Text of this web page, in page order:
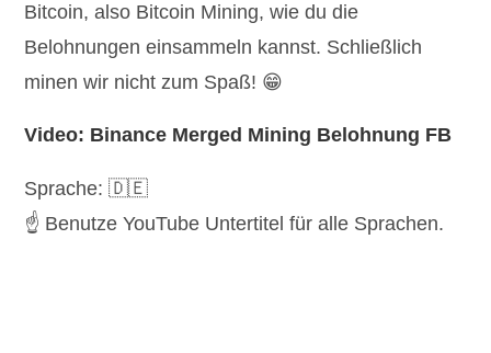
Bitcoin, also Bitcoin Mining, wie du die
Belohnungen einsammeln kannst. Schließlich
minen wir nicht zum Spaß! 😁
Video: Binance Merged Mining Belohnung FB
Sprache: 🇩🇪
☝️ Benutze YouTube Untertitel für alle Sprachen.